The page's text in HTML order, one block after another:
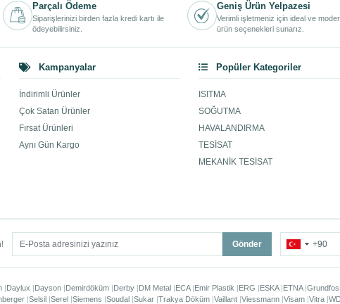
Parçalı Ödeme
Siparişlerinizi birden fazla kredi kartı ile
ödeyebilirsiniz.
Geniş Ürün Yelpazesi
Verimli işletmeniz için ideal ve
ürün seçenekleri sunarız.
Kampanyalar
İndirimli Ürünler
Çok Satan Ürünler
Fırsat Ürünleri
Aynı Gün Kargo
Popüler Kategoriler
ISITMA
SOĞUTMA
HAVALANDIRMA
TESİSAT
MEKANİK TESİSAT
Gönder
Daylux Dayson Demirdöküm Derby DM Metal ECA Emir Plastik ERG ESKA ETNA Grundfos
Selsil Serel Siemens Soudal Sukar Trakya Döküm Vaillant Viessmann Visam Vitra